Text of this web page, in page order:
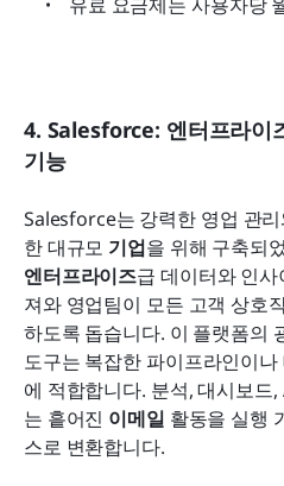
4. Salesforce: 엔터프라이
기능
Salesforce는 강력한 영업 관
한 대규모 기업
엔터프라이즈급 데이터와 인사
져와 영업팀이 모든 고객 상호
하도록 돕습니다. 이 플랫폼의
도구는 복잡한 파이프라인이
에 적합합니다. 분석, 대시보
는 흩어진 이메일 활동을 실행
스로 변환합니다.